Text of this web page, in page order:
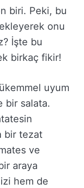
biri. Peki, bu
onu
İşte bu
birkaç fikir!
uyum
bir salata.
bir tezat
ve
araya
hem de